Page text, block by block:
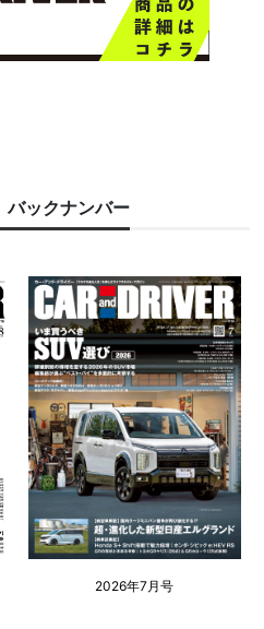
バックナンバー
2026年7月号